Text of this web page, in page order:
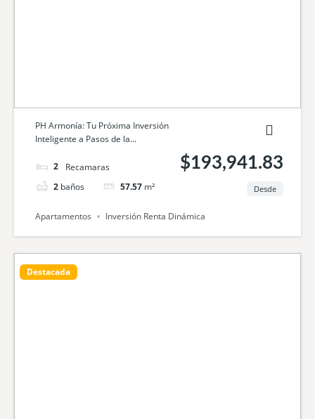
PH Armonía: Tu Próxima Inversión
Inteligente a Pasos de la...
2
camas
2 baños 57.57 m²
$193,941.83
Desde
Apartamentos Inversión Renta Dinámica
Destacada